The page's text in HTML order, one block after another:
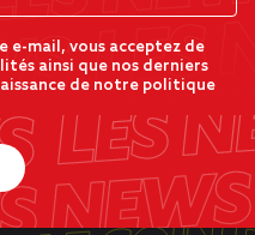
e-mail, vous acceptez de
ainsi que nos derniers
de notre politique